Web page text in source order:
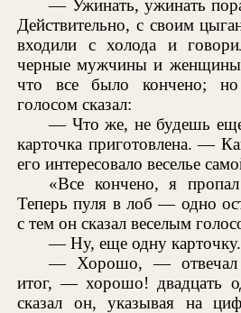
— Ужинать, ужинать
Действительно, с своим
входили с холода и
черные мужчины и
что все было кончено;
голосом сказал:
— Что же, не будешь
карточка приготовлена. —
его интересовало веселье
«Все кончено, я
Теперь пуля в лоб — одно
с тем он сказал веселым
— Ну, еще одну карточку.
— Хорошо, — отвечал
итог, — хорошо! двадцать
сказал он, указывая на